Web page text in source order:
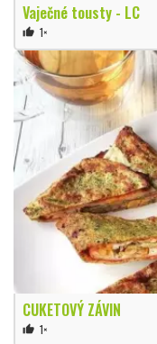
Vaječné tousty - LC
thumb_up 1×
CUKETOVÝ ZÁVIN
thumb_up 1×